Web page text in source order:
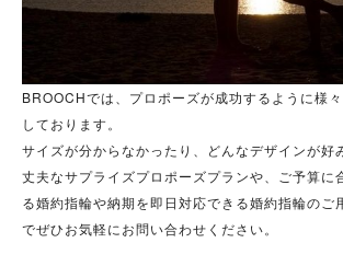
BROOCHでは、プロポーズが成功するように様
しております。
サイズが分からなかったり、どんなデザインが好
丈夫なサプライズプロポーズプランや、ご予算に
る婚約指輪や納期を即日対応できる婚約指輪のご
でぜひお気軽にお問い合わせください。